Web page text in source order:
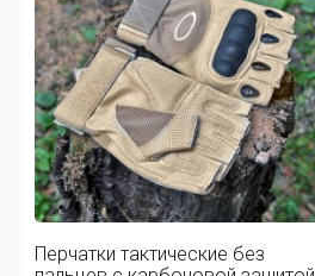
Перчатки тактические без